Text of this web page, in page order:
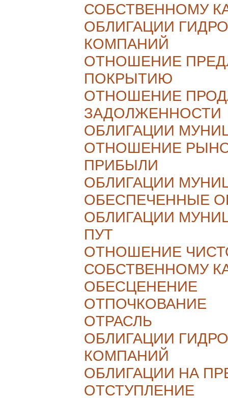
СОБСТВЕННОМУ
ОБЛИГАЦИИ
КОМПАНИЙ
ОТНОШЕНИЕ
ПОКРЫТИЮ
ОТНОШЕНИЕ
ЗАДОЛЖЕННОСТИ
ОБЛИГАЦИИ
ОТНОШЕНИЕ
ПРИБЫЛИ
ОБЛИГАЦИИ
ОБЕСПЕЧЕННЫЕ
ОБЛИГАЦИИ
ПУТ
ОТНОШЕНИЕ
СОБСТВЕННОМУ
ОБЕСЦЕНЕНИЕ
ОТПОЧКОВАНИЕ
ОТРАСЛЬ
ОБЛИГАЦИИ
КОМПАНИЙ
ОБЛИГАЦИИ НА
ОТСТУПЛЕНИЕ